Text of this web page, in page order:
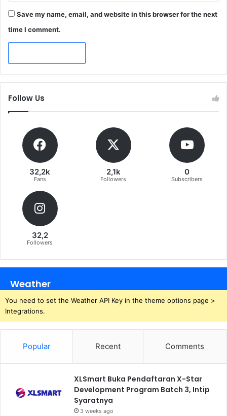
Save my name, email, and website in this browser for the next
time I comment.
Follow Us
32,2k
Fans
2,1k
Followers
0
Subscribers
32,2
Followers
Weather
You need to set the Weather API Key in the theme options page >
Integrations.
Popular Recent Comments
XLSmart Buka Pendaftaran X-Star
Development Program Batch 3, Intip
Syaratnya
3 weeks ago